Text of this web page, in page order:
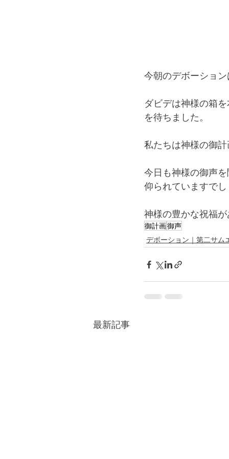
今朝のデボーショ
ダビデは神様の箱
を待ちました。
私たちは神様の御
今日も神様の御声
仰られていますで
神様の豊かな祝福
御計画御声
デボーション｜第二サム
最新記事